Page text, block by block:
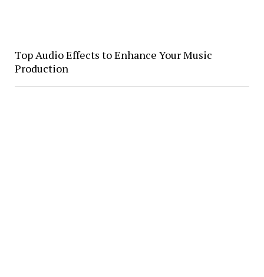
Top Audio Effects to Enhance Your Music
Production